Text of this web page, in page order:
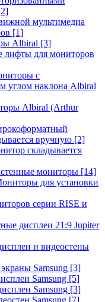
мультимедиа
[1]
Albiral [3]
лифты для мониторов
с
углом наклона Albiral
Albiral (Arthur
вручную [2]
складывается
мониторы [14]
для установки
серии RISE и
дисплеи 21:9 Jupiter
и видеостены
Samsung [3]
Samsung [5]
Samsung [3]
Samsung [7]